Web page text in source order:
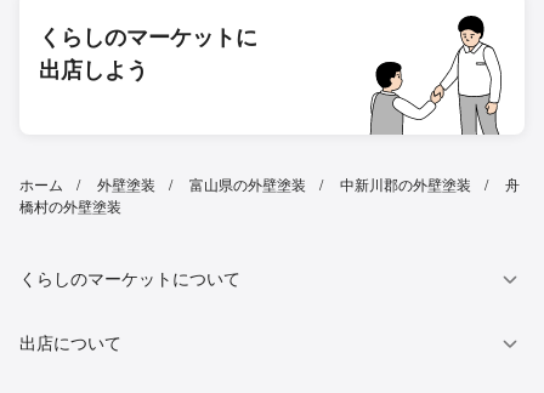
くらしのマーケットに
出店しよう
ホーム 外壁塗装 富山県の外壁塗装 中新川郡の外壁塗装
舟
橋村の外壁塗装
くらしのマーケットについて
出店について